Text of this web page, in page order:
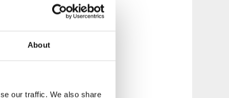
About
our traffic. We also share
kund hos oss